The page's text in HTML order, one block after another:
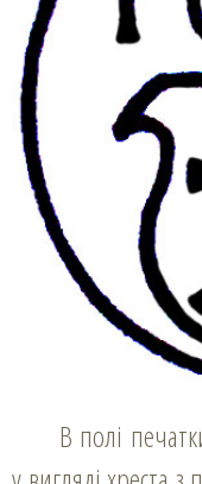
В полі печатки турнірний щит, на якому знак